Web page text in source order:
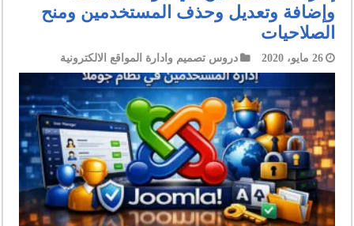
وإضافة وتعديل وحذف المستخدمين ومنح
الصلاحيات
26 مايو، 2020 دروس تصميم وادارة المواقع الالكترونية